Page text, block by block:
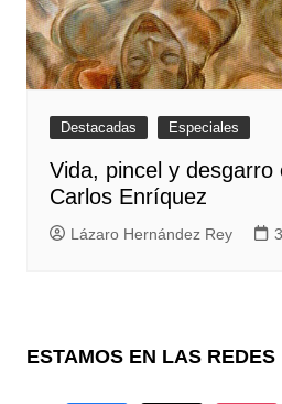
Destacadas Especiales
Vida, pincel y desgarro
Carlos Enríquez
Lázaro Hernández Rey
ESTAMOS EN LAS REDES